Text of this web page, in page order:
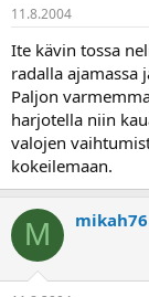
11.8.2004
Ite kävin tossa
radalla ajamassa
Paljon
harjotella niin
valojen
kokeilemaan.
M mikah76